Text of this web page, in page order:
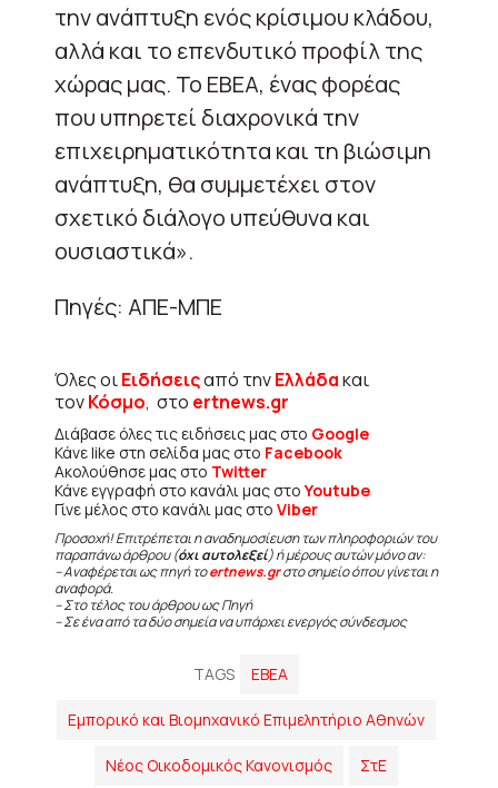
την ανάπτυξη ενός κρίσιμου κλάδου,
αλλά και το επενδυτικό προφίλ της
χώρας μας. Το ΕΒΕΑ, ένας φορέας
που υπηρετεί διαχρονικά την
επιχειρηματικότητα και τη βιώσιμη
ανάπτυξη, θα συμμετέχει στον
σχετικό διάλογο υπεύθυνα και
ουσιαστικά».
Πηγές: ΑΠΕ-ΜΠΕ
Όλες οιΕιδήσειςαπό τηνΕλλάδακαι
τονΚόσμο, στο ertnews.gr
Διάβασε όλες τις ειδήσεις μας στο Google
Κάνε like στη σελίδα μας στο Facebook
Ακολούθησε μας στο Twitter
Κάνε εγγραφή στο κανάλι μας στοYoutube
Γίνε μέλος στο κανάλι μας στο Viber
Προσοχή! Επιτρέπεται η αναδημοσίευση των πληροφοριών του
παραπάνω άρθρου (όχι αυτολεξεί) ή μέρους αυτών μόνο αν:
– Αναφέρεται ως πηγή τοertnews.grστο σημείο όπου γίνεται η
αναφορά.
– Στο τέλος του άρθρου ως Πηγή
– Σε ένα από τα δύο σημεία να υπάρχει ενεργός σύνδεσμος
TAGS ΕΒΕΑ
Εμπορικό και Βιομηχανικό Επιμελητήριο Αθηνών
Νέος Οικοδομικός Κανονισμός ΣτΕ